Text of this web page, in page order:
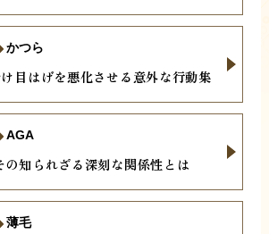
目はげを悪化させる意外な行動集
かつら
の知られざる深刻な関係性とは
AGA
薄毛